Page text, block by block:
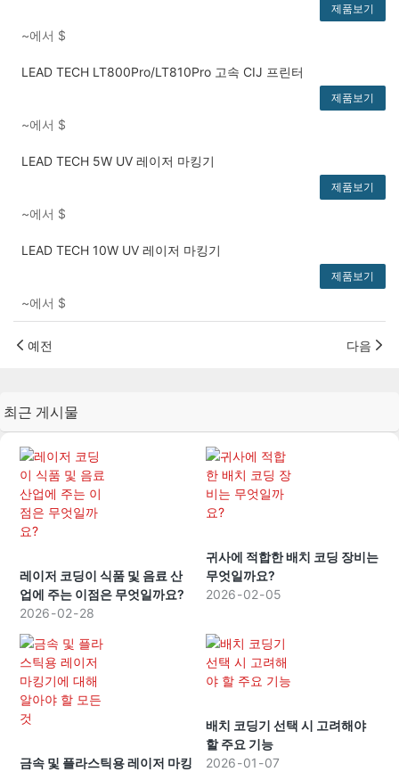
~에서 $
제품보기
LEAD TECH LT800Pro/LT810Pro 고속 CIJ 프린터
~에서 $
제품보기
LEAD TECH 5W UV 레이저 마킹기
~에서 $
제품보기
LEAD TECH 10W UV 레이저 마킹기
~에서 $
제품보기
예전 다음
최근 게시물
레이저 코딩이 식품 및 음료 산
업에 주는 이점은 무엇일까요?
2026 02 28
귀사에 적합한 배치 코딩 장비는
무엇일까요?
2026 02 05
금속 및 플라스틱용 레이저 마킹
배치 코딩기 선택 시 고려해야
할 주요 기능
2026 01 07